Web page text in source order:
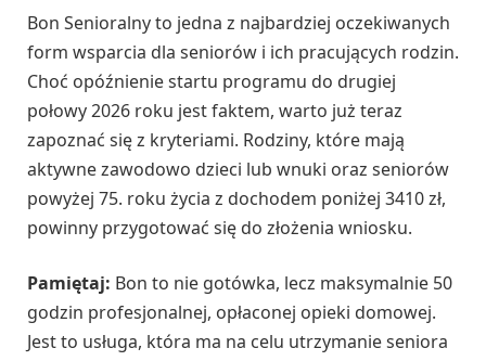
Bon Senioralny to jedna z najbardziej oczekiwanych
form wsparcia dla seniorów i ich pracujących rodzin.
Choć opóźnienie startu programu do drugiej
połowy 2026 roku jest faktem, warto już teraz
zapoznać się z kryteriami. Rodziny, które mają
aktywne zawodowo dzieci lub wnuki oraz seniorów
powyżej 75. roku życia z dochodem poniżej 3410 zł,
powinny przygotować się do złożenia wniosku.
Pamiętaj: Bon to nie gotówka, lecz maksymalnie 50
godzin profesjonalnej, opłaconej opieki domowej.
Jest to usługa, która ma na celu utrzymanie seniora